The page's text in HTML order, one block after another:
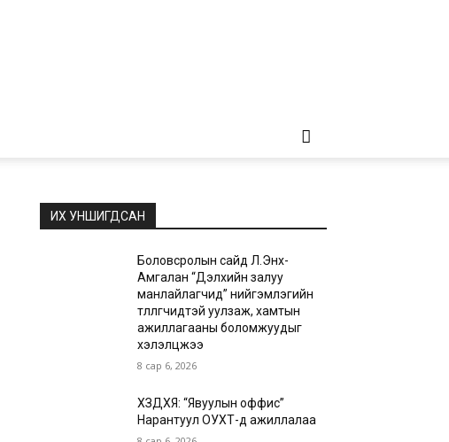
ИХ УНШИГДСАН
Боловсролын сайд Л.Энх-
Амгалан “Дэлхийн залуу
манлайлагчид” нийгэмлэгийн
төлөөлөгчидтэй уулзаж, хамтын
ажиллагааны боломжуудыг
хэлэлцжээ
8 сар 6, 2026
ХЗДХЯ: “Явуулын оффис”
Нарантуул ОУХТ-д ажиллалаа